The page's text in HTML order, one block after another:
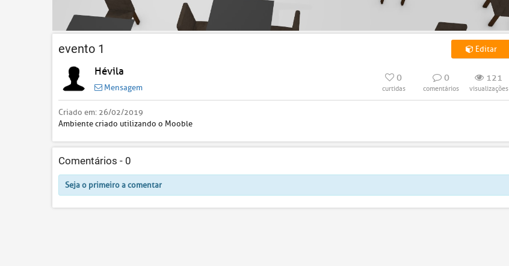
evento 1 Editar
Hévila
Mensagem
0
curtidas
0
comentários
121
visualizações
Criado em: 26/02/2019
Ambiente criado utilizando o Mooble
Comentários - 0
Seja o primeiro a comentar